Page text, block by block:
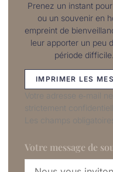
Prenez un instant
ou un souvenir en
empreint de
leur apporter un peu
période
IMPRIMER LES
Votre adresse e‑mail
strictement
Les champs
Votre message de